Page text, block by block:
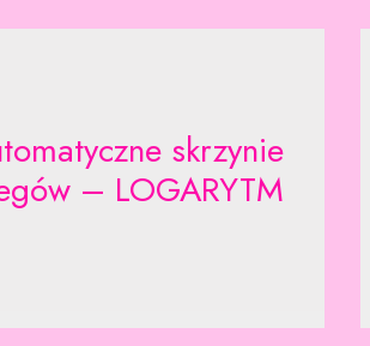
skrzynie
– LOGARYTM